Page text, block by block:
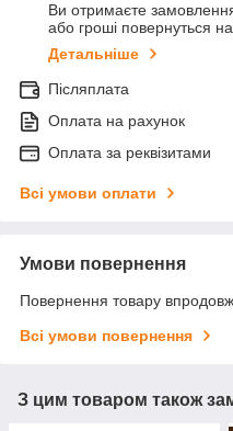
Ви отримаєте
або гроші повернуться
Детальніше
Післяплата
Оплата на рахунок
Оплата за реквізитами
Всі умови оплати
Умови повернення
Повернення товару
Всі умови повернення
З цим товаром також